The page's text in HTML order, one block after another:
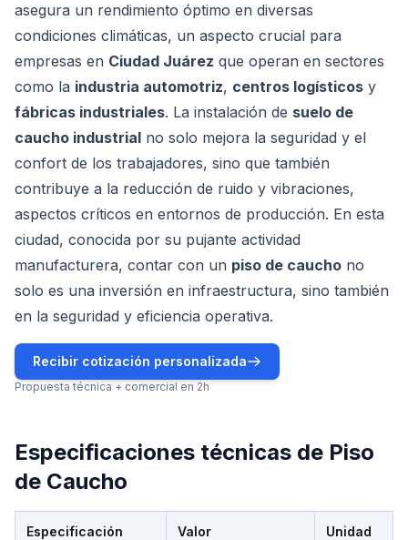
asegura un rendimiento óptimo en diversas
condiciones climáticas, un aspecto crucial para
empresas en Ciudad Juárez que operan en sectores
como la industria automotriz, centros logísticos y
fábricas industriales. La instalación de suelo de
caucho industrial no solo mejora la seguridad y el
confort de los trabajadores, sino que también
contribuye a la reducción de ruido y vibraciones,
aspectos críticos en entornos de producción. En esta
ciudad, conocida por su pujante actividad
manufacturera, contar con un piso de caucho no
solo es una inversión en infraestructura, sino también
en la seguridad y eficiencia operativa.
Recibir cotización personalizada
Propuesta técnica + comercial en 2h
Especificaciones técnicas de Piso
de Caucho
Especificación Valor Unidad